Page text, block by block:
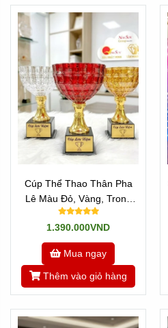
Cúp Thể Thao Thân Pha
Lê Màu Đỏ, Vàng, Trong
Đẹp Cao Cấp
1.390.000VND
Mua ngay
Thêm vào giỏ hàng